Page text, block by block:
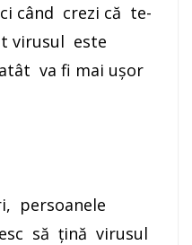
când crezi că te-
virusul este
va fi mai ușor
persoanele
să țină virusul